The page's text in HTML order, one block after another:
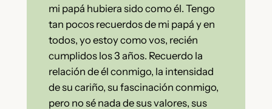
mi papá hubiera sido como él. Tengo
tan pocos recuerdos de mi papá y en
todos, yo estoy como vos, recién
cumplidos los 3 años. Recuerdo la
relación de él conmigo, la intensidad
de su cariño, su fascinación conmigo,
pero no sé nada de sus valores, sus